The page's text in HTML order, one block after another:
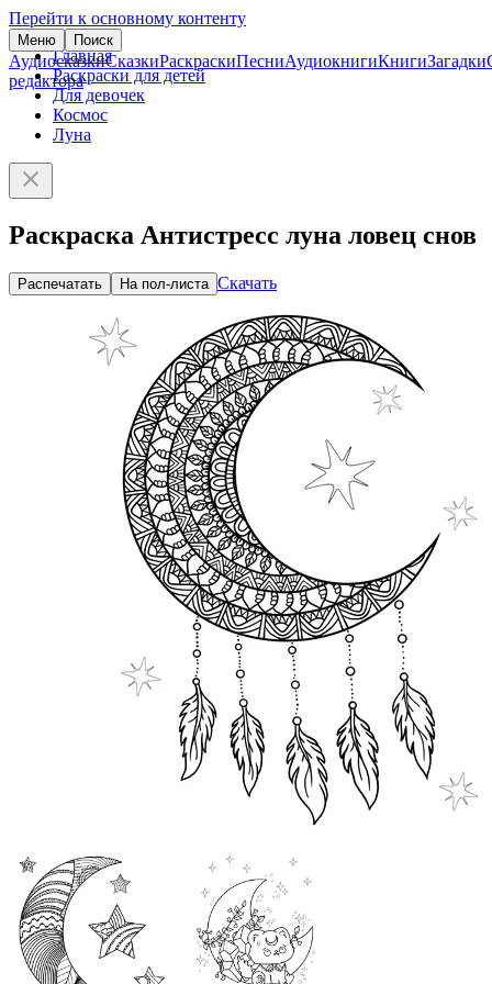
Перейти к основному контенту
Меню Поиск
АудиосказкиСказкиРаскраскиПесниАудиокнигиКнигиЗагадки
редактора
Главная
Раскраски для детей
Для девочек
Космос
Луна
Раскраска Антистресс луна ловец снов
Распечатать На пол-листа Скачать